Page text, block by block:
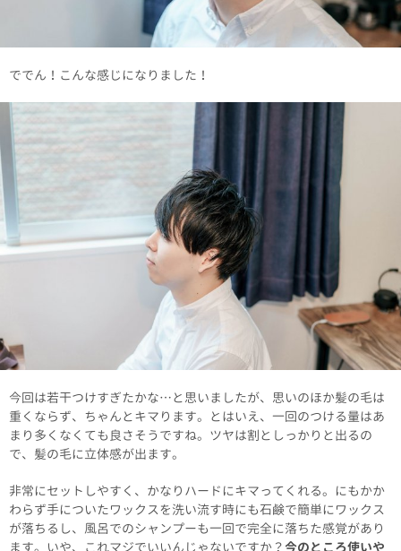
ででん！こんな感じになりました！
今回は若干つけすぎたかな…と思いましたが、思いのほか髪の毛は
重くならず、ちゃんとキマります。とはいえ、一回のつける量はあ
まり多くなくても良さそうですね。ツヤは割としっかりと出るの
で、髪の毛に立体感が出ます。
非常にセットしやすく、かなりハードにキマってくれる。にもかか
わらず手についたワックスを洗い流す時にも石鹸で簡単にワックス
が落ちるし、風呂でのシャンプーも一回で完全に落ちた感覚があり
ます。いや、これマジでいいんじゃないですか？今のところ使いや